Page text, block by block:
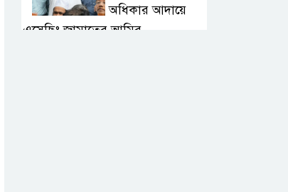
অধিকার আদায়ে
এসেছিঃ জামাতের আমির